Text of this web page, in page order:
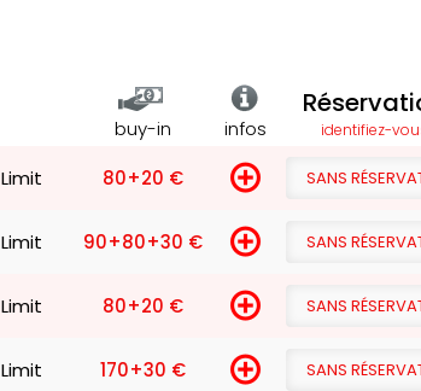
buy-in infos identifiez-
80+20 € SANS
90+80+30 € SANS
80+20 € SANS
170+30 € SANS